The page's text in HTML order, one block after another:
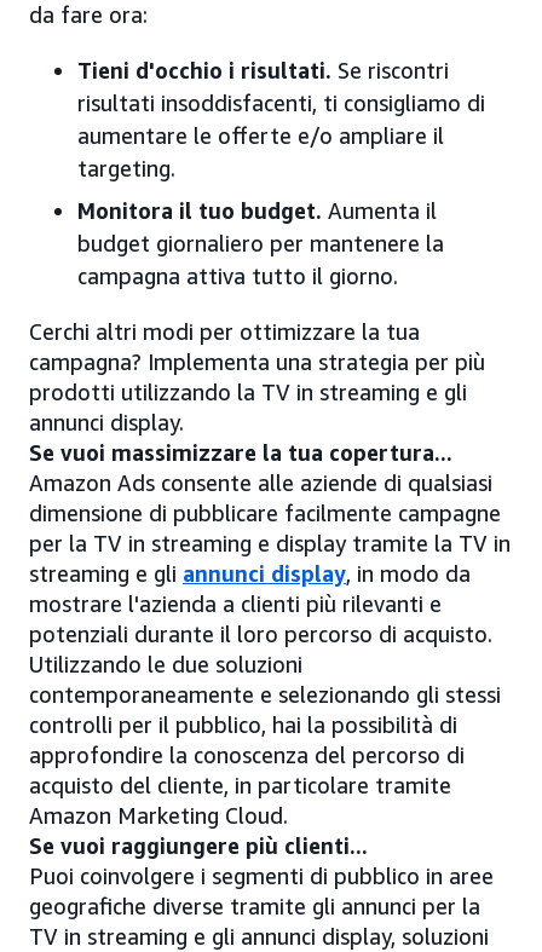
da fare ora:
Tieni d'occhio i risultati. Se riscontri
risultati insoddisfacenti, ti consigliamo di
aumentare le offerte e/o ampliare il
targeting.
Monitora il tuo budget. Aumenta il
budget giornaliero per mantenere la
campagna attiva tutto il giorno.
Cerchi altri modi per ottimizzare la tua
campagna? Implementa una strategia per più
prodotti utilizzando la TV in streaming e gli
annunci display.
Se vuoi massimizzare la tua copertura...
Amazon Ads consente alle aziende di qualsiasi
dimensione di pubblicare facilmente campagne
per la TV in streaming e display tramite la TV in
streaming e gli annunci display, in modo da
mostrare l'azienda a clienti più rilevanti e
potenziali durante il loro percorso di acquisto.
Utilizzando le due soluzioni
contemporaneamente e selezionando gli stessi
controlli per il pubblico, hai la possibilità di
approfondire la conoscenza del percorso di
acquisto del cliente, in particolare tramite
Amazon Marketing Cloud.
Se vuoi raggiungere più clienti...
Puoi coinvolgere i segmenti di pubblico in aree
geografiche diverse tramite gli annunci per la
TV in streaming e gli annunci display, soluzioni